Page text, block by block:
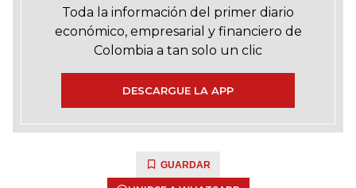
Toda la información del primer diario
económico, empresarial y financiero de
Colombia a tan solo un clic
DESCARGUE LA APP
GUARDAR